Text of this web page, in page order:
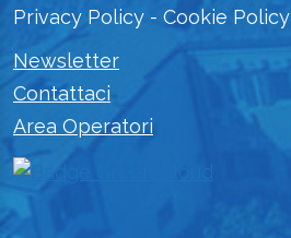
Privacy Policy - Cookie Policy
Newsletter
Contattaci
Area Operatori